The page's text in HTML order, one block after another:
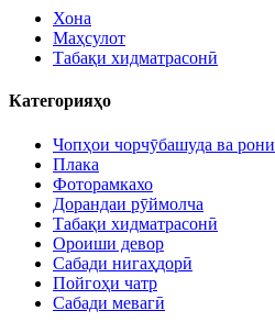
Хона
Маҳсулот
Табақи хидматрасонӣ
Категорияҳо
Чопҳои чорчӯбашуда ва рони
Плака
Фоторамкахо
Дорандаи рӯймолча
Табақи хидматрасонӣ
Ороиши девор
Сабади нигаҳдорӣ
Пойгоҳи чатр
Сабади мевагӣ